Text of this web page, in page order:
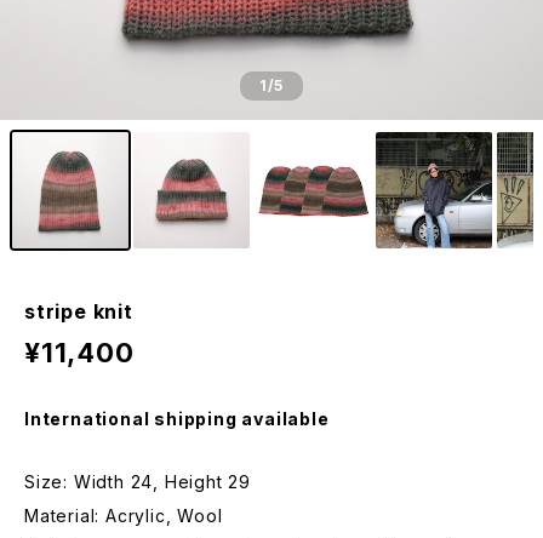
1/5
stripe knit
¥11,400
International shipping available
Size: Width 24, Height 29
Material: Acrylic, Wool